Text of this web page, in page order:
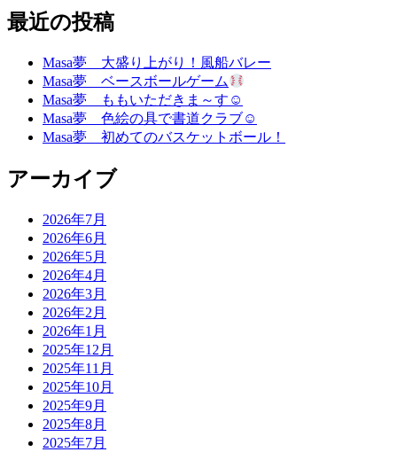
最近の投稿
Masa夢 大盛り上がり！風船バレー
Masa夢 ベースボールゲーム
Masa夢 ももいただきま～す☺
Masa夢 色絵の具で書道クラブ☺
Masa夢 初めてのバスケットボール！
アーカイブ
2026年7月
2026年6月
2026年5月
2026年4月
2026年3月
2026年2月
2026年1月
2025年12月
2025年11月
2025年10月
2025年9月
2025年8月
2025年7月